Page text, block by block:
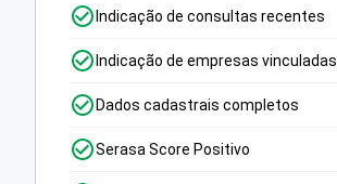
Indicação de consultas recentes
Indicação de empresas vinculadas
Dados cadastrais completos
Serasa Score Positivo